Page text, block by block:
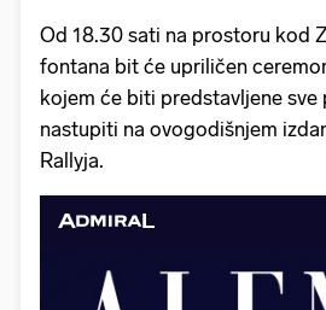
Od 18.30 sati na prostoru kod
fontana bit će upriličen
kojem će biti predstavljene sve
nastupiti na ovogodišnjem
Rallyja.